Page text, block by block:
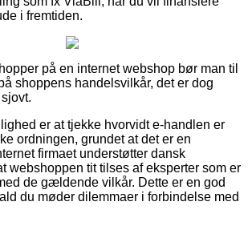
i fremtiden.
på en internet webshop bør man til
shoppens handelsvilkår, det er dog
er at tjekke hvorvidt e-handlen er
ordningen, grundet at det er en
firmaet understøtter dansk
webshoppen tit tilses af eksperter som er
de gældende vilkår. Dette er en god
du møder dilemmaer i forbindelse med